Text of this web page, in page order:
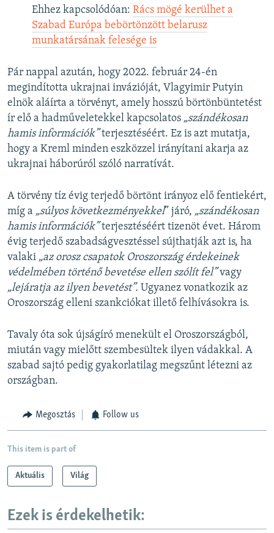
Ehhez kapcsolódóan: Rács mögé kerülhet a
Szabad Európa bebörtönzött belarusz
munkatársának felesége is
Pár nappal azután, hogy 2022. február 24-én
megindította ukrajnai invázióját, Vlagyimir Putyin
elnök aláírta a törvényt, amely hosszú börtönbüntetést
ír elő a hadműveletekkel kapcsolatos „szándékosan
hamis információk”terjesztéséért. Ez is azt mutatja,
hogy a Kreml minden eszközzel irányítani akarja az
ukrajnai háborúról szóló narratívát.
A törvény tíz évig terjedő börtönt irányoz elő fentiekért,
míg a „súlyos következményekkel” járó, „szándékosan
hamis információk”terjesztéséért tizenöt évet. Három
évig terjedő szabadságvesztéssel sújthatják azt is, ha
valaki „az orosz csapatok Oroszország érdekeinek
védelmében történő bevetése ellen szólít fel”vagy
„lejáratja az ilyen bevetést”. Ugyanez vonatkozik az
Oroszország elleni szankciókat illető felhívásokra is.
Tavaly óta sok újságíró menekült el Oroszországból,
miután vagy mielőtt szembesültek ilyen vádakkal. A
szabad sajtó pedig gyakorlatilag megszűnt létezni az
országban.
Megosztás Follow us
This item is part of
Aktuális Világ
Ezek is érdekelhetik: